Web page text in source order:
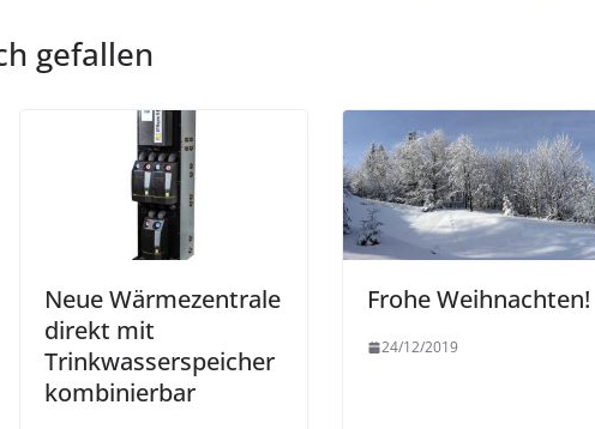
gefallen
Neue Wärmezentrale
direkt mit
Trinkwasserspeicher
kombinierbar
Frohe Weihnachten!
24/12/2019